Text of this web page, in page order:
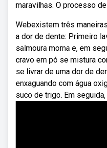
maravilhas. O processo
Webexistem três
a dor de dente: Primeiro
salmoura morna e, em
cravo em pó se mistura
se livrar de uma dor de
enxaguando com água
suco de trigo. Em